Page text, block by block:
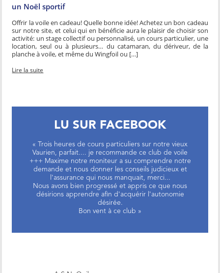
un Noël sportif
Offrir la voile en cadeau! Quelle bonne idée! Achetez un bon cadeau
sur notre site, et celui qui en bénéficie aura le plaisir de choisir son
activité: un stage collectif ou personnalisé, un cours particulier, une
location, seul ou à plusieurs… du catamaran, du dériveur, de la
planche à voile, et même du Wingfoil ou […]
Lire la suite
LU SUR FACEBOOK
« Trois heures de cours particuliers sur notre vieux
Vaurien, parfait.... je recommande ce club de voile
+++ Maxime notre moniteur a su comprendre notre
demande et nous donner les conseils judicieux et
l'assurance qui nous manquait, merci...
Nous avons bien progressé et appris ce que nous
désirions apprendre afin d'acquérir l'autonomie
désirée.
Bon vent à ce club »